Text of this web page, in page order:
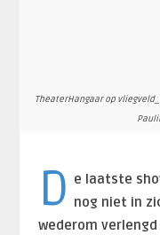
TheaterHangaar op
D e laatste
nog niet in
wederom